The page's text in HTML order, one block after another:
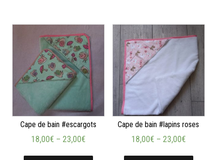
Cape de bain #escargots
18,00€ – 23,00€
Cape de bain #lapins roses
18,00€ – 23,00€